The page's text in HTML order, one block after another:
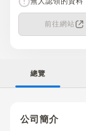
前往網站
總覽
公司簡介